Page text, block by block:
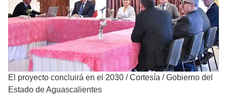
El proyecto concluirá en el 2030 /Cortesía / Gobierno del
Estado de Aguascalientes